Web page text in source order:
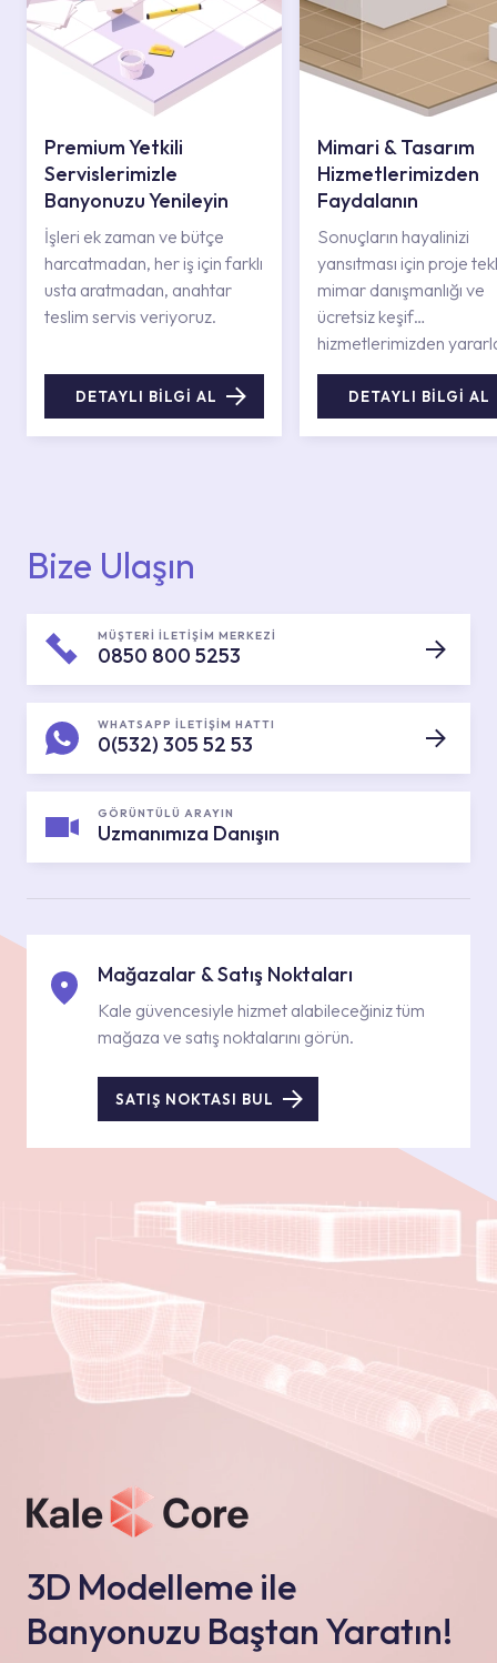
Premium Yetkili
Servislerimizle
Banyonuzu Yenileyin
İşleri ek zaman ve bütçe
harcatmadan, her iş için farklı
usta aratmadan, anahtar
teslim servis veriyoruz.
DETAYLI BİLGİ AL
Mimari & Tasarım
Hizmetlerimizden
Faydalanın
Sonuçların hayalinizi
yansıtması için proje
mimar danışmanlığı ve
ücretsiz keşif
hizmetlerimizden
DETAYLI BİLGİ AL
Bize Ulaşın
MÜŞTERİ İLETİŞİM MERKEZİ
0850 800 5253
WHATSAPP İLETİŞİM HATTI
0(532) 305 52 53
GÖRÜNTÜLÜ ARAYIN
Uzmanımıza Danışın
Mağazalar & Satış Noktaları
Kale güvencesiyle hizmet alabileceğiniz tüm
mağaza ve satış noktalarını görün.
SATIŞ NOKTASI BUL
3D Modelleme ile
Banyonuzu Baştan Yaratın!